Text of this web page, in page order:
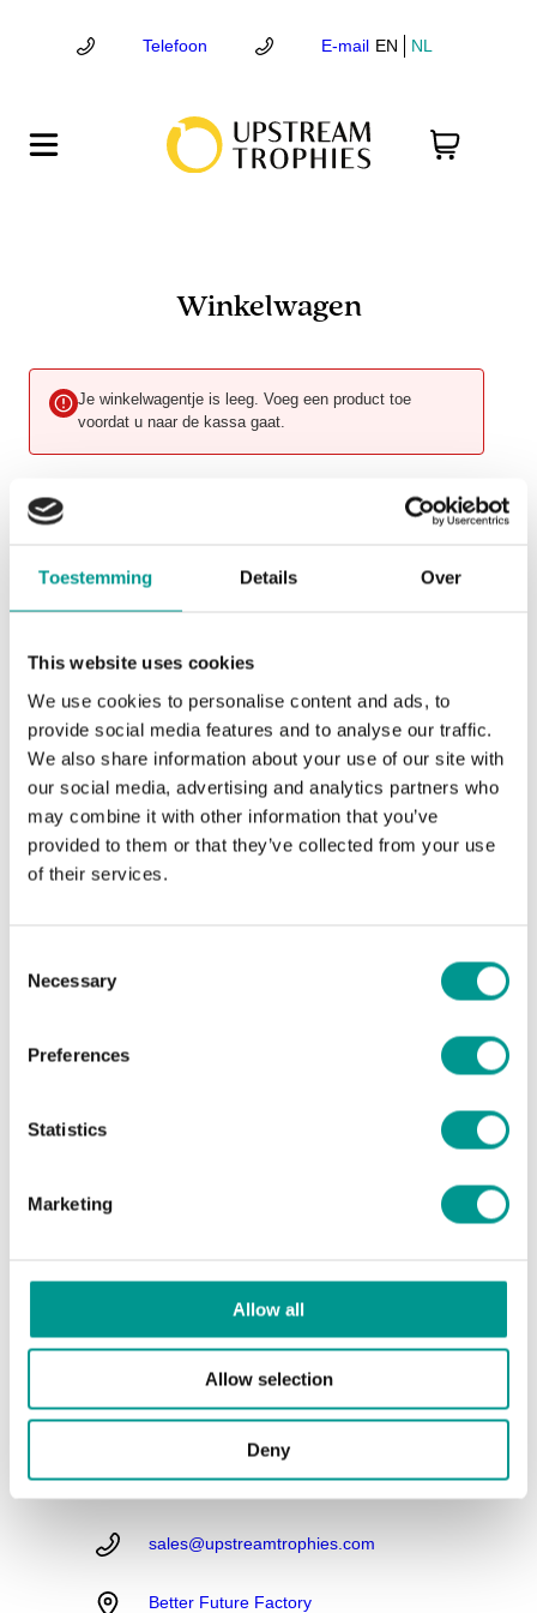
Toestemming Details Over
This website uses cookies
We use cookies to personalise content and ads, to
provide social media features and to analyse our traffic.
We also share information about your use of our site with
our social media, advertising and analytics partners who
may combine it with other information that you’ve
provided to them or that they’ve collected from your use
of their services.
Selection
Necessary
Preferences
Statistics
Marketing
Allow all
Allow selection
Deny
Telefoon E-mail EN NL
Winkelwagen
Je winkelwagentje is leeg. Voeg een product toe
voordat u naar de kassa gaat.
Algemeen
Home
Op maat gemaakt
Standaard trofee - Bestelformulier
Privacybeleid
Verzend- en leveringsbeleid
Klachten
Neem contact met ons op
0031 (0) 10 850 4931
9:00-17:00 ma-zo
sales@upstreamtrophies.com
Better Future Factory